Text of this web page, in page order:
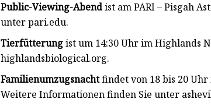
Public-Viewing-Abendist am PARI – Pisgah
unter pari.edu.
Tierfütterungist um 14:30 Uhr im Highlands
highlandsbiological.org.
Familienumzugsnachtfindet von 18 bis 20
Weitere Informationen finden Sie unter